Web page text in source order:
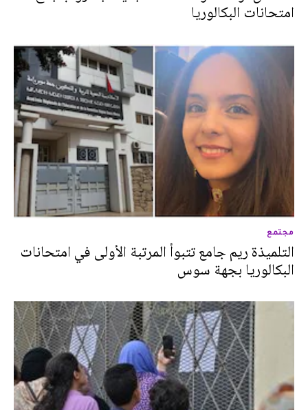
امتحانات البكالوريا
مجتمع
التلميذة ريم جامع تتبوأ المرتبة الأولى في امتحانات
البكالوريا بجهة سوس